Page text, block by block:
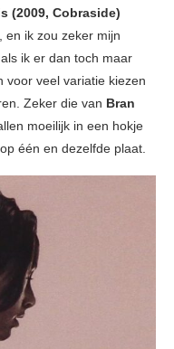
(2009, Cobraside)
en ik zou zeker mijn
ik er dan toch maar
voor veel variatie kiezen
Zeker die van Bran
moeilijk in een hokje
één en dezelfde plaat.